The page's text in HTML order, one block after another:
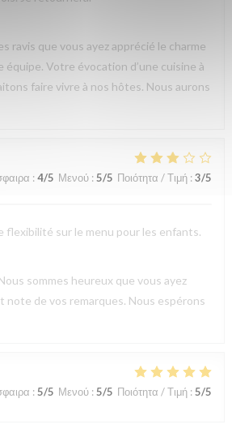
ravis que vous ayez apprécié le charme
Votre évocation d’une cuisine à
faire vivre à nos hôtes. Nous aurons
: 4/5 Μενού: 5/5 Ποιότητα / Τιμή: 3/5
flexibilité sur le menu pour les enfants.
sommes heureux que vous ayez
note de vos remarques. Nous espérons
: 5/5 Μενού: 5/5 Ποιότητα / Τιμή: 5/5